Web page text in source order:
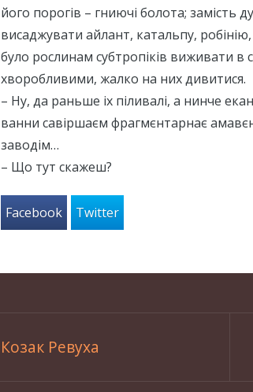
його порогів – гниючі болота; замість
висаджувати айлант, катальпу,
було рослинам субтропіків виживати в
хворобливими, жалко на них дивитися.
– Ну, да раньше іх піливалі, а нинче
ванни савіршаєм фрагмєнтарнає
заводім…
– Що тут скажеш?
Facebook Twitter
Козак Ревуха